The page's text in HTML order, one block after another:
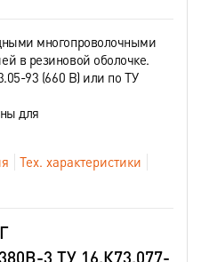
многопроволочными
в резиновой оболочке.
93 (660 В) или по ТУ
для
Тех. характеристики
3 ТУ 16.К73.077-